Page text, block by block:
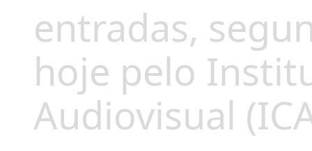
entradas,
hoje pelo
Audiovisual